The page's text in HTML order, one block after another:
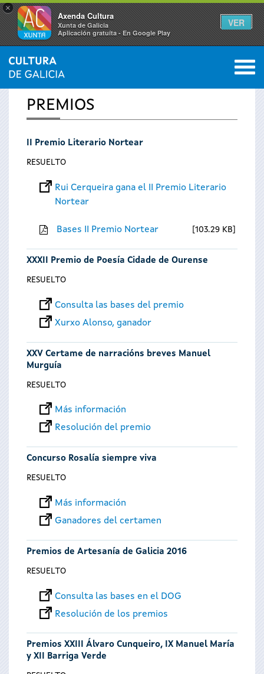
×
Axenda Cultura
Xunta de Galicia
Aplicación gratuíta - En Google Play
VER
Se
encuentra
usted
INICIO 0
PREMIOS
II Premio Literario Nortear
RESUELTO
Rui Cerqueira gana el II Premio Literario
Nortear
Bases II Premio Nortear 103.29 KB
XXXII Premio de Poesía Cidade de Ourense
RESUELTO
Consulta las bases del premio
Xurxo Alonso, ganador
XXV Certame de narracións breves Manuel
Murguía
RESUELTO
Más información
Resolución del premio
Concurso Rosalía siempre viva
RESUELTO
Más información
Ganadores del certamen
Premios de Artesanía de Galicia 2016
RESUELTO
Consulta las bases en el DOG
Resolución de los premios
Premios XXIII Álvaro Cunqueiro, IX Manuel María
y XII Barriga Verde